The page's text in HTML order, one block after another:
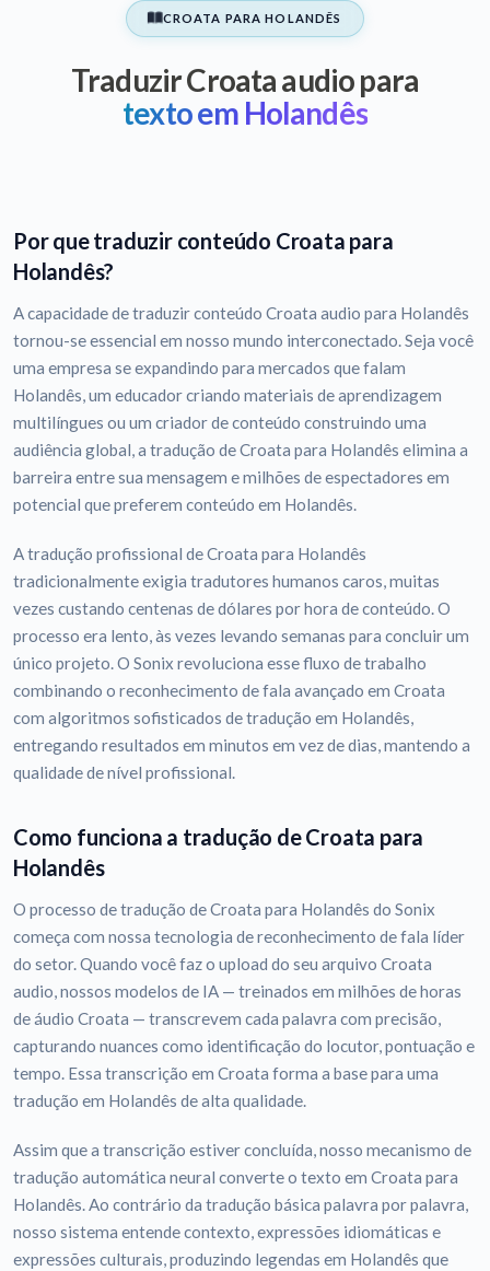
CROATA PARA HOLANDÊS
Traduzir Croata audio para
texto em Holandês
Por que traduzir conteúdo Croata para
Holandês?
A capacidade de traduzir conteúdo Croata audio para Holandês
tornou-se essencial em nosso mundo interconectado. Seja você
uma empresa se expandindo para mercados que falam
Holandês, um educador criando materiais de aprendizagem
multilíngues ou um criador de conteúdo construindo uma
audiência global, a tradução de Croata para Holandês elimina a
barreira entre sua mensagem e milhões de espectadores em
potencial que preferem conteúdo em Holandês.
A tradução profissional de Croata para Holandês
tradicionalmente exigia tradutores humanos caros, muitas
vezes custando centenas de dólares por hora de conteúdo. O
processo era lento, às vezes levando semanas para concluir um
único projeto. O Sonix revoluciona esse fluxo de trabalho
combinando o reconhecimento de fala avançado em Croata
com algoritmos sofisticados de tradução em Holandês,
entregando resultados em minutos em vez de dias, mantendo a
qualidade de nível profissional.
Como funciona a tradução de Croata para
Holandês
O processo de tradução de Croata para Holandês do Sonix
começa com nossa tecnologia de reconhecimento de fala líder
do setor. Quando você faz o upload do seu arquivo Croata
audio, nossos modelos de IA — treinados em milhões de horas
de áudio Croata — transcrevem cada palavra com precisão,
capturando nuances como identificação do locutor, pontuação e
tempo. Essa transcrição em Croata forma a base para uma
tradução em Holandês de alta qualidade.
Assim que a transcrição estiver concluída, nosso mecanismo de
tradução automática neural converte o texto em Croata para
Holandês. Ao contrário da tradução básica palavra por palavra,
nosso sistema entende contexto, expressões idiomáticas e
expressões culturais, produzindo legendas em Holandês que